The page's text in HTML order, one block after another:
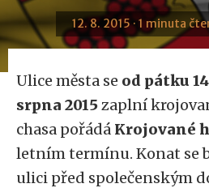
12. 8. 2015 · 1 minuta
Ulice města se od pátku
srpna 2015zaplní
chasa pořádá Krojované
letním termínu. Konat se
ulici před společenským